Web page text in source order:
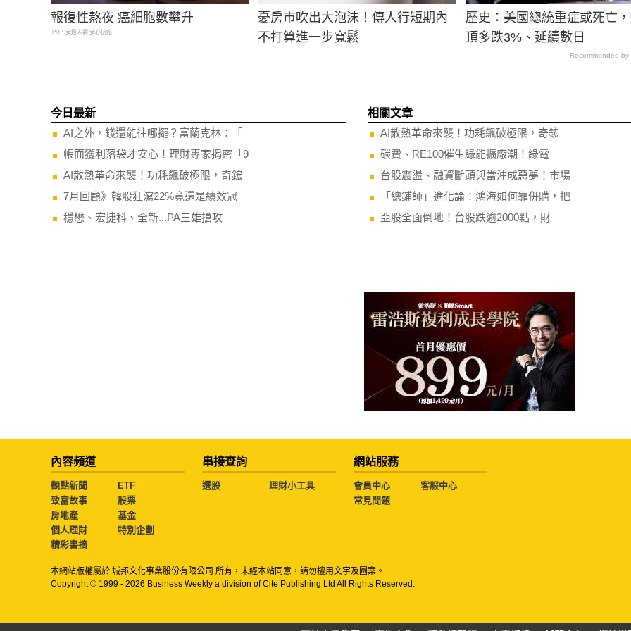
報復性熬夜 癌細胞數攀升
PR・安達人壽 安心抗癌
憂房市吹出大泡沫！傳人行短期內
不打算進一步寬鬆
歷史：美國總統重症或死亡
頂多跌3%、延續數日
Recommended by
今日最新
AI之外，錢還能往哪擺？富蘭克林：「
帳面獲利落袋才安心！理財專家揭密「9
AI散熱革命來襲！功耗飆破極限，奇鋐
7月回顧》韓股狂瀉22%竟還是績效冠
穩懋、宏捷科、全新...PA三雄搶攻
相關文章
AI散熱革命來襲！功耗飆破極限，奇鋐
碳費、RE100催生綠能擴廠潮！綠電
台股震盪、融資斷頭與當沖成惡夢！市場
「總鋪師」進化論：鴻海如何靠併購，把
亞股全面倒地！台股跌逾2000點，財
內容頻道
觀點新聞
ETF
致富故事
股票
房地產
基金
個人理財
特別企劃
精彩書摘
串接查詢
選股 理財小工具
網站服務
會員中心
客服中心
常見問題
本網站版權屬於 城邦文化事業股份有限公司 所有，未經本站同意，請勿擅用文字及圖案。
Copyright © 1999 - 2026 Business Weekly a division of Cite Publishing Ltd All Rights Reserved.